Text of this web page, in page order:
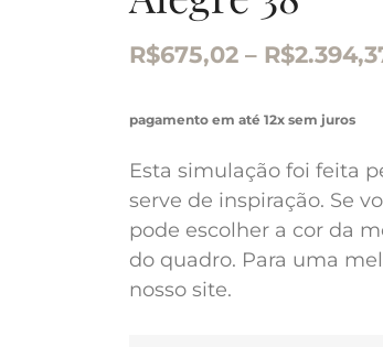
R$675,02 – R$
pagamento em até 12x sem juros
Esta simulação foi feita
serve de inspiração. Se
pode escolher a cor da
do quadro. Para uma
nosso site.